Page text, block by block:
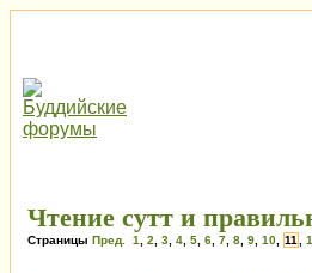
Чтение сутт и
Страницы Пред. 1 2 3 4 5 6 7 8 9 10 11